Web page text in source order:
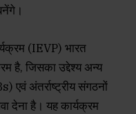
साक्षी बनेंगे।
(IEVP) भारत
है, जिसका उद्देश्य अन्य
एवं अंतर्राष्ट्रीय संगठनों
देना है। यह कार्यक्रम